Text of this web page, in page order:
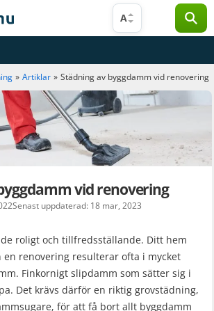
A
» Artiklar » Städning av byggdamm vid renovering
vid renovering
Senast uppdaterad: 18 mar, 2023
roligt och tillfredsställande. Ditt hem
renovering resulterar ofta i mycket
Finkornigt slipdamm som sätter sig i
Det krävs därför en riktig grovstädning,
för att få bort allt byggdamm